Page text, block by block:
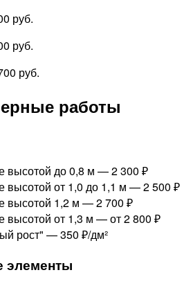
руб.
руб.
руб.
работы
высотой до 0,8 м —2 300 ₽
высотой от 1,0 до 1,1 м —2 500 ₽
высотой 1,2 м —2 700 ₽
высотой от 1,3 м —от 2 800 ₽
рост" —350 ₽/дм²
элементы